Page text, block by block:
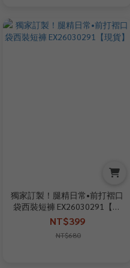
獨家訂製！腿精日常•前打褶口
袋西裝短褲 EX26030291【現
貨】
NT$399
NT$680